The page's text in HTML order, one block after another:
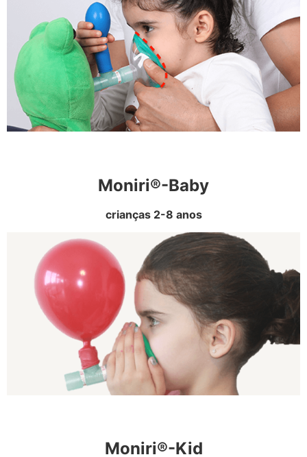
Moniri®-Baby
crianças 2-8 anos
Moniri®-Kid